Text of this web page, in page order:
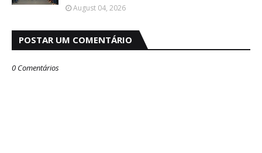
August 04, 2026
POSTAR UM COMENTÁRIO
0 Comentários